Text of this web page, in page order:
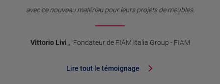
Vittorio Livi , Fondateur de FIAM Italia Group - FIAM
avec ce nouveau matériau pour leurs projets de meubles.
Lire tout le témoignage